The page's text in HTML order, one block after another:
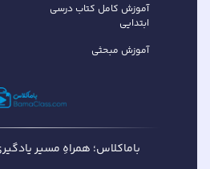
آموزش کامل کتاب درسی
ابتدایی
آموزش مبحثی
باماکلاس؛ همراهِ مسیر